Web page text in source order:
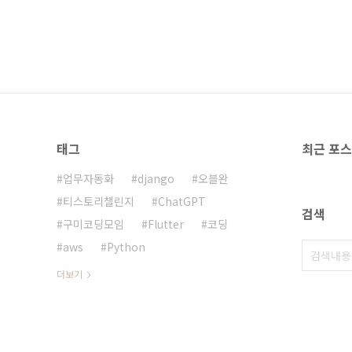
태그
업무자동화 django
오블완
티스토리챌린지
ChatGPT
구미코딩모임
Flutter
코딩
aws
Python
더보기
최근 포
검색